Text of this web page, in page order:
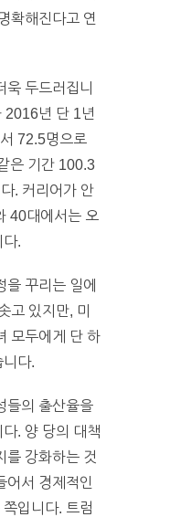
확해진다고 연
욱 두드러집니
2016년 단 1년
72.5명으로
은 기간 100.3
. 커리어가 안
40대에서는 오
다.
을 꾸리는 일에
고 있지만, 미
모두에게 단 하
다.
들의 출산율을
. 양 당의 대책
를 강화하는 것
어서 경제적인
입니다. 트럼